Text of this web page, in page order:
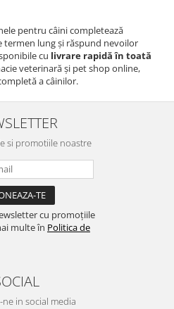
pentru câini completează
termen lung și răspund nevoilor
cu livrare rapidă în toată
veterinară și pet shop online,
a câinilor.
si promotiile noastre
cu promoțiile
multe în Politica de
ne in social media